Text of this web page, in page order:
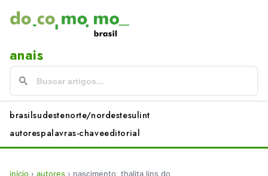
anais
brasilsudestenorte/nordestesulint
autorespalavras-chaveeditorial
início › autores › nascimento, thalita lins do